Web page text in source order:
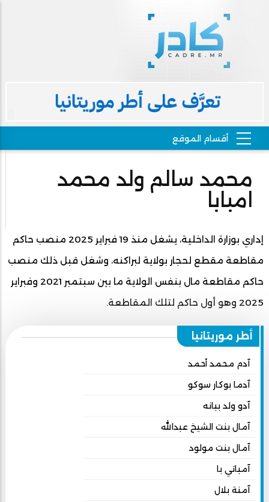
محمد سالم ولد محمد
امبابا
إداري بوزارة الداخلية، يشغل منذ 19 فبراير 2025 منصب حاكم
مقاطعة مقطع لحجار بولاية لبراكنه، وشغل قبل ذلك منصب
حاكم مقاطعة مال بنفس الولاية ما بين سبتمبر 2021 وفبراير
2025 وهو أول حاكم لتلك المقاطعة.
أطر موريتانيا
آدم محمد أحمد
آدما بوكار سوكو
آدو ولد ببانه
آمال بنت الشيخ عبدالله
آمال بنت مولود
آمباتي با
آمنة بلال